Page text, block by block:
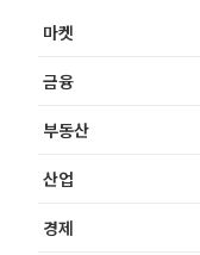
마켓
금융
부동산
산업
경제